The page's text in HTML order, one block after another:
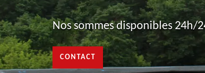
Nos sommes disponibles 24h/
CONTACT